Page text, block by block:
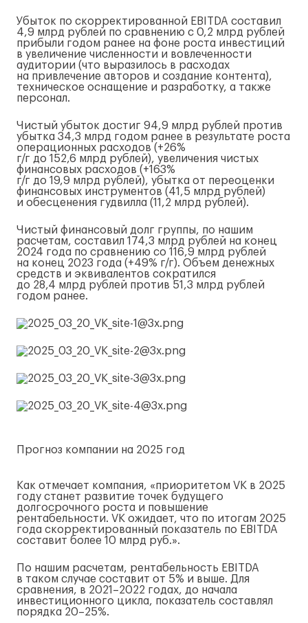
Убыток по скорректированной EBITDA составил
4,9 млрд рублей по сравнению с 0,2 млрд рублей
прибыли годом ранее на фоне роста инвестиций
в увеличение численности и вовлеченности
аудитории (что выразилось в расходах
на привлечение авторов и создание контента),
техническое оснащение и разработку, а также
персонал.
Чистый убыток достиг 94,9 млрд рублей против
убытка 34,3 млрд годом ранее в результате роста
операционных расходов (+26%
г/г до 152,6 млрд рублей), увеличения чистых
финансовых расходов (+163%
г/г до 19,9 млрд рублей), убытка от переоценки
финансовых инструментов (41,5 млрд рублей)
и обесценения гудвилла (11,2 млрд рублей).
Чистый финансовый долг группы, по нашим
расчетам, составил 174,3 млрд рублей на конец
2024 года по сравнению со 116,9 млрд рублей
на конец 2023 года (+49% г/г). Объем денежных
средств и эквивалентов сократился
до 28,4 млрд рублей против 51,3 млрд рублей
годом ранее.
Прогноз компании на 2025 год
Как отмечает компания, «приоритетом VK в 2025
году станет развитие точек будущего
долгосрочного роста и повышение
рентабельности. VK ожидает, что по итогам 2025
года скорректированный показатель по EBITDA
составит более 10 млрд руб.».
По нашим расчетам, рентабельность EBITDA
в таком случае составит от 5% и выше. Для
сравнения, в 2021–2022 годах, до начала
инвестиционного цикла, показатель составлял
порядка 20–25%.